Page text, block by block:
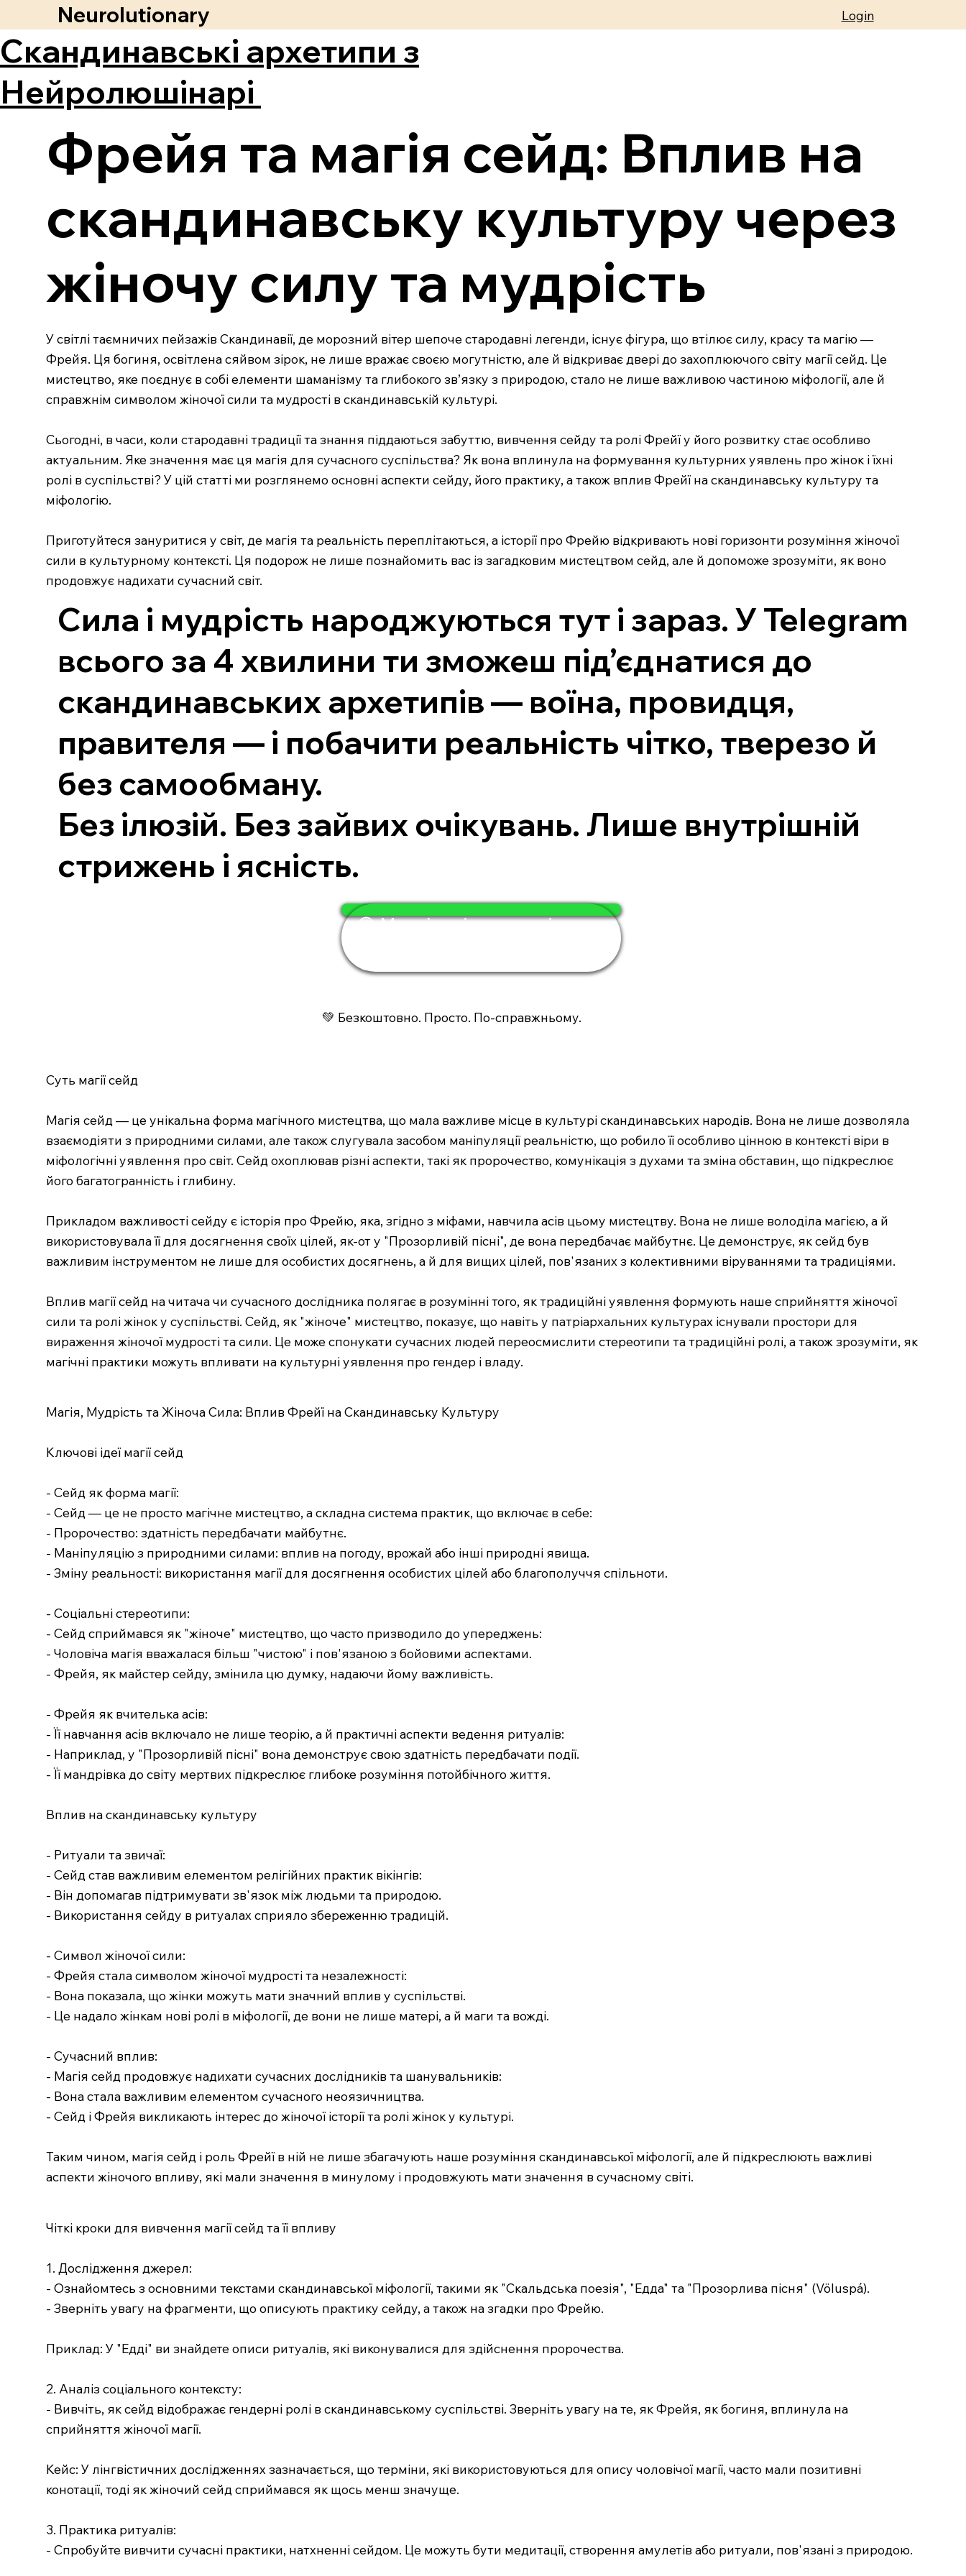
Neurolutionary Login
Скандинавські архетипи з
Нейролюшінарі
Фрейя та магія сейд: Вплив на
скандинавську культуру через
жіночу силу та мудрість
У світлі таємничих пейзажів Скандинавії, де морозний вітер шепоче стародавні легенди, існує фігура, що втілює силу, красу та магію —
Фрейя. Ця богиня, освітлена сяйвом зірок, не лише вражає своєю могутністю, але й відкриває двері до захоплюючого світу магії сейд. Це
мистецтво, яке поєднує в собі елементи шаманізму та глибокого зв’язку з природою, стало не лише важливою частиною міфології, але й
справжнім символом жіночої сили та мудрості в скандинавській культурі.
Сьогодні, в часи, коли стародавні традиції та знання піддаються забуттю, вивчення сейду та ролі Фрейї у його розвитку стає особливо
актуальним. Яке значення має ця магія для сучасного суспільства? Як вона вплинула на формування культурних уявлень про жінок і їхні
ролі в суспільстві? У цій статті ми розглянемо основні аспекти сейду, його практику, а також вплив Фрейї на скандинавську культуру та
міфологію.
Приготуйтеся зануритися у світ, де магія та реальність переплітаються, а історії про Фрейю відкривають нові горизонти розуміння жіночої
сили в культурному контексті. Ця подорож не лише познайомить вас із загадковим мистецтвом сейд, але й допоможе зрозуміти, як воно
продовжує надихати сучасний світ.
Сила і мудрість народжуються тут і зараз. У Telegram
всього за 4 хвилини ти зможеш під’єднатися до
скандинавських архетипів — воїна, провидця,
правителя — і побачити реальність чітко, тверезо й
без самообману.
Без ілюзій. Без зайвих очікувань. Лише внутрішній
стрижень і ясність.
🟢 Мудрість і сила тут і зараз
💚 Безкоштовно. Просто. По-справжньому.
Суть магії сейд
Магія сейд — це унікальна форма магічного мистецтва, що мала важливе місце в культурі скандинавських народів. Вона не лише дозволяла
взаємодіяти з природними силами, але також слугувала засобом маніпуляції реальністю, що робило її особливо цінною в контексті віри в
міфологічні уявлення про світ. Сейд охоплював різні аспекти, такі як пророчество, комунікація з духами та зміна обставин, що підкреслює
його багатогранність і глибину.
Прикладом важливості сейду є історія про Фрейю, яка, згідно з міфами, навчила асів цьому мистецтву. Вона не лише володіла магією, а й
використовувала її для досягнення своїх цілей, як-от у "Прозорливій пісні", де вона передбачає майбутнє. Це демонструє, як сейд був
важливим інструментом не лише для особистих досягнень, а й для вищих цілей, пов'язаних з колективними віруваннями та традиціями.
Вплив магії сейд на читача чи сучасного дослідника полягає в розумінні того, як традиційні уявлення формують наше сприйняття жіночої
сили та ролі жінок у суспільстві. Сейд, як "жіноче" мистецтво, показує, що навіть у патріархальних культурах існували простори для
вираження жіночої мудрості та сили. Це може спонукати сучасних людей переосмислити стереотипи та традиційні ролі, а також зрозуміти, як
магічні практики можуть впливати на культурні уявлення про гендер і владу.
Магія, Мудрість та Жіноча Сила: Вплив Фрейї на Скандинавську Культуру
Ключові ідеї магії сейд
- Сейд як форма магії:
- Сейд — це не просто магічне мистецтво, а складна система практик, що включає в себе:
- Пророчество: здатність передбачати майбутнє.
- Маніпуляцію з природними силами: вплив на погоду, врожай або інші природні явища.
- Зміну реальності: використання магії для досягнення особистих цілей або благополуччя спільноти.
- Соціальні стереотипи:
- Сейд сприймався як "жіноче" мистецтво, що часто призводило до упереджень:
- Чоловіча магія вважалася більш "чистою" і пов'язаною з бойовими аспектами.
- Фрейя, як майстер сейду, змінила цю думку, надаючи йому важливість.
- Фрейя як вчителька асів:
- Її навчання асів включало не лише теорію, а й практичні аспекти ведення ритуалів:
- Наприклад, у "Прозорливій пісні" вона демонструє свою здатність передбачати події.
- Її мандрівка до світу мертвих підкреслює глибоке розуміння потойбічного життя.
Вплив на скандинавську культуру
- Ритуали та звичаї:
- Сейд став важливим елементом релігійних практик вікінгів:
- Він допомагав підтримувати зв'язок між людьми та природою.
- Використання сейду в ритуалах сприяло збереженню традицій.
- Символ жіночої сили:
- Фрейя стала символом жіночої мудрості та незалежності:
- Вона показала, що жінки можуть мати значний вплив у суспільстві.
- Це надало жінкам нові ролі в міфології, де вони не лише матері, а й маги та вожді.
- Сучасний вплив:
- Магія сейд продовжує надихати сучасних дослідників та шанувальників:
- Вона стала важливим елементом сучасного неоязичництва.
- Сейд і Фрейя викликають інтерес до жіночої історії та ролі жінок у культурі.
Таким чином, магія сейд і роль Фрейї в ній не лише збагачують наше розуміння скандинавської міфології, але й підкреслюють важливі
аспекти жіночого впливу, які мали значення в минулому і продовжують мати значення в сучасному світі.
Чіткі кроки для вивчення магії сейд та її впливу
1. Дослідження джерел:
- Ознайомтесь з основними текстами скандинавської міфології, такими як "Скальдська поезія", "Едда" та "Прозорлива пісня" (Völuspá).
- Зверніть увагу на фрагменти, що описують практику сейду, а також на згадки про Фрейю.
Приклад: У "Едді" ви знайдете описи ритуалів, які виконувалися для здійснення пророчества.
2. Аналіз соціального контексту:
- Вивчіть, як сейд відображає гендерні ролі в скандинавському суспільстві. Зверніть увагу на те, як Фрейя, як богиня, вплинула на
сприйняття жіночої магії.
Кейс: У лінгвістичних дослідженнях зазначається, що терміни, які використовуються для опису чоловічої магії, часто мали позитивні
конотації, тоді як жіночий сейд сприймався як щось менш значуще.
3. Практика ритуалів:
- Спробуйте вивчити сучасні практики, натхненні сейдом. Це можуть бути медитації, створення амулетів або ритуали, пов'язані з природою.